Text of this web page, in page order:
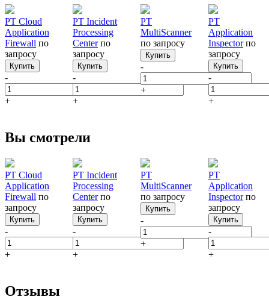
PT Cloud
Application
Firewall по
запросу
Купить
-
+
PT Incident
Processing
Center по
запросу
Купить
-
+
PT
MultiScanner
по запросу
Купить
-
+
PT
Application
Inspector по
запросу
Купить
-
+
Вы смотрели
PT Cloud
Application
Firewall по
запросу
Купить
-
+
PT Incident
Processing
Center по
запросу
Купить
-
+
PT
MultiScanner
по запросу
Купить
-
+
PT
Application
Inspector по
запросу
Купить
-
+
Отзывы